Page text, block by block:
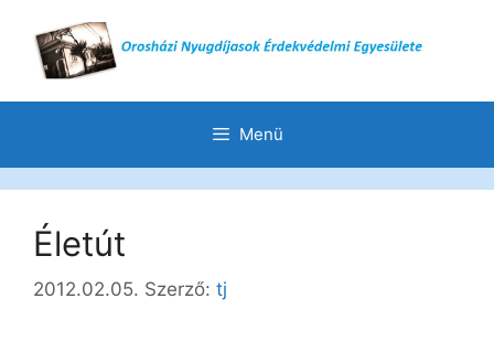
Menü
Életút
2012.02.05. Szerző: tj